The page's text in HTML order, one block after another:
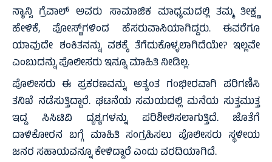
ನ್ಯಾನ್ಸಿ ಗ್ರೆವಾಲ್ ಅವರು ಸಾಮಾಜಿಕ ಮಾಧ್ಯಮದಲ್ಲಿ ತಮ್ಮ ತೀಕ್ಷ್ಣ
ಹೇಳಿಕೆ, ಪೋಸ್ಟ್​ಗಳಿಂದ ಹೆಸರುವಾಸಿಯಾಗಿದ್ದರು. ಈವರೆಗೂ
ಯಾವುದೇ ಶಂಕಿತನನ್ನು ವಶಕ್ಕೆ ತೆಗೆದುಕೊಳ್ಳಲಾಗಿದೆಯೇ? ಇಲ್ಲವೇ
ಎಂಬುದನ್ನು ಪೊಲೀಸರು ಇನ್ನೂ ಮಾಹಿತಿ ನೀಡಿಲ್ಲ.
ಪೊಲೀಸರು ಈ ಪ್ರಕರಣವನ್ನು ಅತ್ಯಂತ ಗಂಭೀರವಾಗಿ ಪರಿಗಣಿಸಿ
ತನಿಖೆ ನಡೆಸುತ್ತಿದ್ದಾರೆ. ಘಟನೆಯ ಸಮಯದಲ್ಲಿ ಮನೆಯ ಸುತ್ತಮುತ್ತ
ಇದ್ದ ಸಿಸಿಟಿವಿ ದೃಶ್ಯಗಳನ್ನು ಪರಿಶೀಲಿಸಲಾಗುತ್ತಿದೆ. ಜೊತೆಗೆ
ದಾಳಿಕೋರನ ಬಗ್ಗೆ ಮಾಹಿತಿ ಸಂಗ್ರಹಿಸಲು ಪೊಲೀಸರು ಸ್ಥಳೀಯ
ಜನರ ಸಹಾಯವನ್ನೂ ಕೇಳಿದ್ದಾರೆ ಎಂದು ವರದಿಯಾಗಿದೆ.